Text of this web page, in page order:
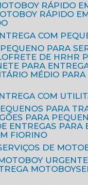
MOTOBOY RÁPIDO
MOTOBOY RÁPIDO
COM
PEQUENO PARA
FRETE DE HR
HR
PARA
MÉDIO
COM
PARA
PARA
ENTREGAS PARA
FIORINO
SERVIÇOS DE
URGENTE
MOTOBOY